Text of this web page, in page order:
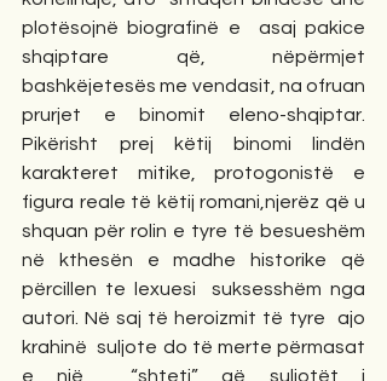
plotësojnë biografinë e  asaj pakice
shqiptare që, nëpërmjet
bashkëjetesës me vendasit, na ofruan
prurjet e binomit eleno-shqiptar.
Pikërisht prej këtij binomi lindën
karakteret mitike, protogonistë e
figura reale të këtij romani,njerëz që u
shquan për rolin e tyre të besueshëm
në kthesën e madhe historike që
përcillen te lexuesi  suksesshëm nga
autori. Në saj të heroizmit të tyre  ajo
krahinë  suljote do të merte përmasat
e një  “shteti” që suliotët i